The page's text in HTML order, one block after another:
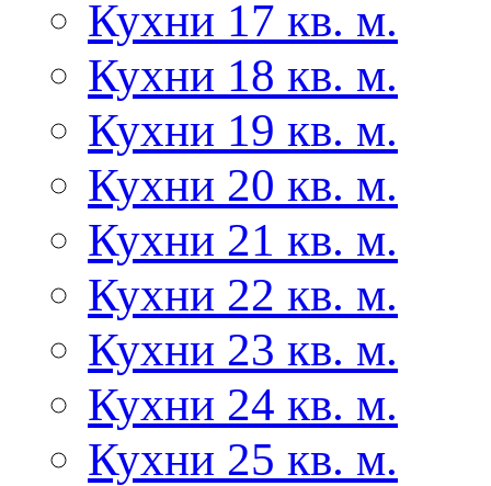
Кухни 17 кв. м.
Кухни 18 кв. м.
Кухни 19 кв. м.
Кухни 20 кв. м.
Кухни 21 кв. м.
Кухни 22 кв. м.
Кухни 23 кв. м.
Кухни 24 кв. м.
Кухни 25 кв. м.